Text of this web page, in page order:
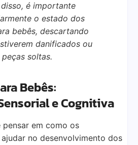
é importante
o estado dos
bebês, descartando
danificados ou
soltas.
Bebês:
e Cognitiva
em como os
no desenvolvimento dos